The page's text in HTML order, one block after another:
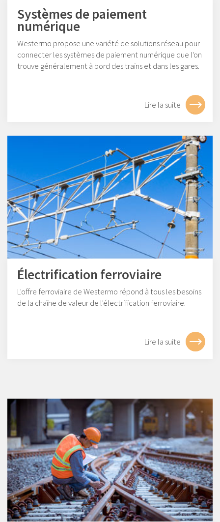
Systèmes de paiement
numérique
Westermo propose une variété de solutions réseau pour
connecter les systèmes de paiement numérique que l'on
trouve généralement à bord des trains et dans les gares.
Lire la suite
Électrification ferroviaire
L'offre ferroviaire de Westermo répond à tous les besoins
de la chaîne de valeur de l'électrification ferroviaire.
Lire la suite